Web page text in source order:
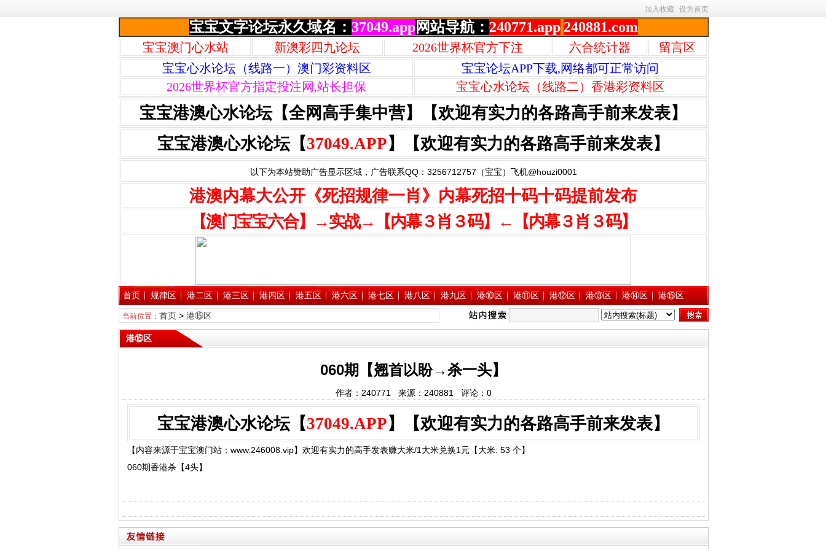
加入收藏 设为首页
宝宝文字论坛永久域名： 37049.app网站导航： 240771.app 240881.com
宝宝澳门心水站 新澳彩四九论坛 2026世界杯官方下注 六合统计器
留言区
宝宝心水论坛（线路一）澳门彩资料区
宝宝论坛APP下载,网络都可正常访问
2026世界杯官方指定投注网,站长担保
宝宝心水论坛（线路二）香港彩资料区
宝宝港澳心水论坛【全网高手集中营】【欢迎有实力的各路高手前来发表】
宝宝港澳心水论坛【37049.APP 】【欢迎有实力的各路高手前来发表】
以下为本站赞助广告显示区域，广告联系QQ：3256712757（宝宝）飞机@houzi0001
港澳内幕大公开《死招规律一肖》内幕死招十码十码提前发布
【澳门宝宝六合】→实战→【内幕３肖３码】←【内幕３肖３码】
首页 规律区 港二区 港三区 港四区 港五区 港六区 港七区 港八区 港九区 港⑩区 港⑪区 港⑫区 港⑬区 港⑭区 港⑮区
当前位置： 首页> 港⑮区
港⑮区
060期【翘首以盼→杀一头】
作者：240771 来源：240881 评论： 0
宝宝港澳心水论坛【37049.APP 】【欢迎有实力的各路高手前来发表】
【内容来源于宝宝澳门站：www.246008.vip】欢迎有实力的高手发表赚大米/1大米兑换1元【大米: 53 个】
060期香港杀【4头】